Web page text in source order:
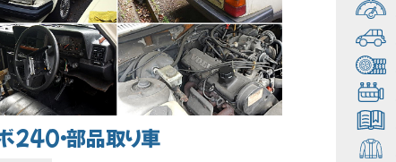
240・部品取り車